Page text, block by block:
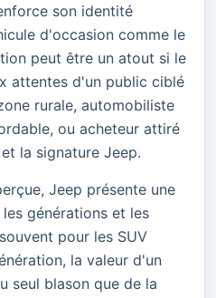
son identité
d'occasion comme le
peut être un atout si le
attentes d'un public ciblé
rurale, automobiliste
ou acheteur attiré
la signature Jeep.
Jeep présente une
générations et les
pour les SUV
la valeur d'un
seul blason que de la